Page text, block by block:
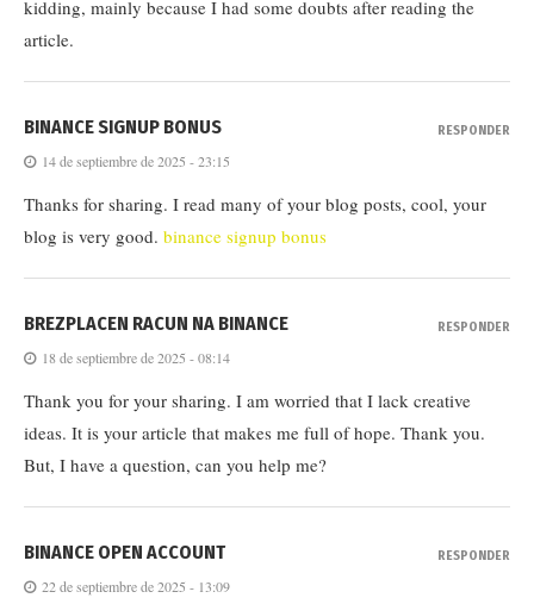
kidding, mainly because I had some doubts after reading the
article.
BINANCE SIGNUP BONUS
14 de septiembre de 2025 - 23:15
Thanks for sharing. I read many of your blog posts, cool, your
blog is very good. binance signup bonus
RESPONDER
BREZPLACEN RACUN NA BINANCE
18 de septiembre de 2025 - 08:14
Thank you for your sharing. I am worried that I lack creative
ideas. It is your article that makes me full of hope. Thank you.
But, I have a question, can you help me?
RESPONDER
BINANCE OPEN ACCOUNT
22 de septiembre de 2025 - 13:09
RESPONDER